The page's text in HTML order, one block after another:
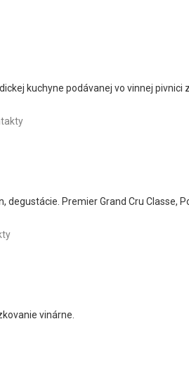
kuchyne podávanej vo vinnej pivnici
Premier Grand Cru Classe,
vinárne.